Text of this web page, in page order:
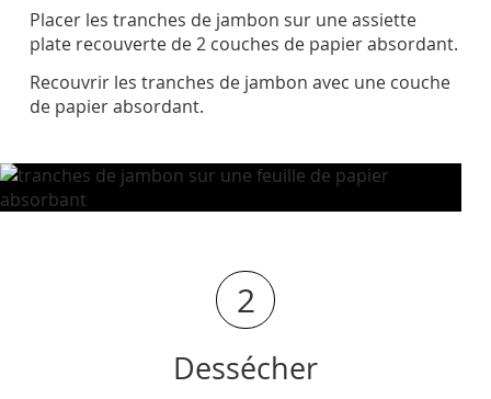
Placer les tranches de jambon sur une assiette
plate recouverte de 2 couches de papier absordant.
Recouvrir les tranches de jambon avec une couche
de papier absordant.
2
Dessécher